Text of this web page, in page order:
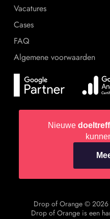
Vacatures
Cases
FAQ
Algemene voorwaarden
Nieuwe
Drop of Orange © 2026
Drop of Orange is een